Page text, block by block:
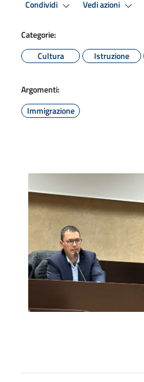
Condividi Vedi azioni
Categorie:
Cultura
Istruzione
Argomenti:
Immigrazione